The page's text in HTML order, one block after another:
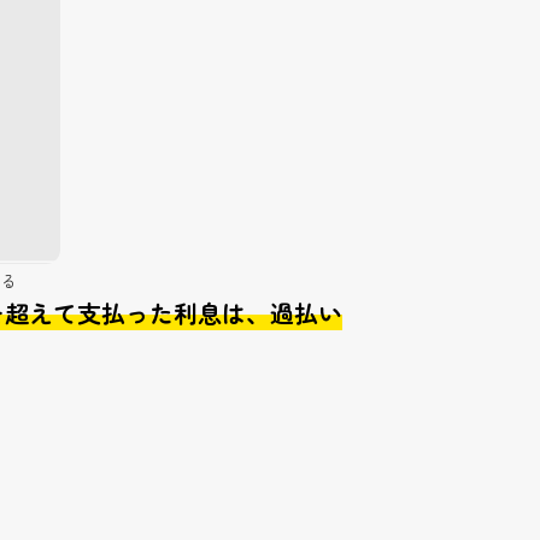
えて支払った利息は、過払い